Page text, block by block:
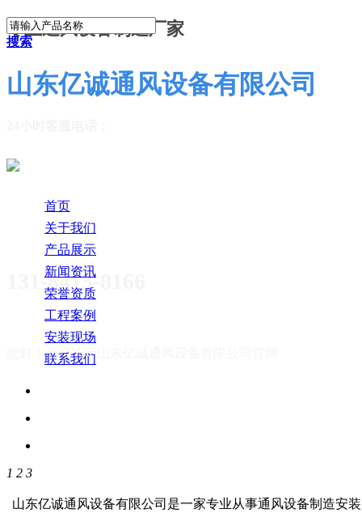
专业通风设备制造厂家
山东亿诚通风设备有限公司
131-8415-8166
您好！欢迎访问
搜索
首页
关于我们
产品展示
新闻资讯
荣誉资质
工程案例
安装现场
联系我们
1 2 3
山东亿诚通风设备有限公司是一家专业从事通风设备制造安